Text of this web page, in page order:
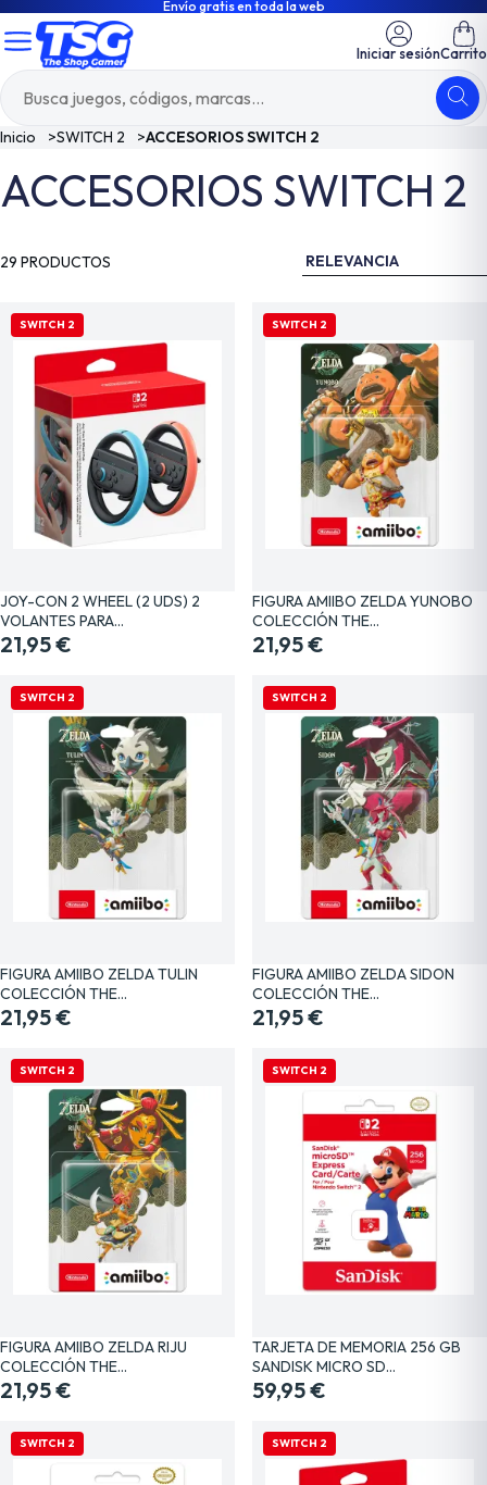
Envío gratis en toda la web
Iniciar sesiónCarrito
Inicio >SWITCH 2 >ACCESORIOS SWITCH 2
ACCESORIOS SWITCH 2
29 PRODUCTOS RELEVANCIA
SWITCH 2
JOY-CON 2 WHEEL (2 UDS) 2
VOLANTES PARA…
21,95 €
SWITCH 2
FIGURA AMIIBO ZELDA YUNOBO
COLECCIÓN THE…
21,95 €
SWITCH 2
FIGURA AMIIBO ZELDA TULIN
COLECCIÓN THE…
21,95 €
SWITCH 2
FIGURA AMIIBO ZELDA SIDON
COLECCIÓN THE…
21,95 €
SWITCH 2
FIGURA AMIIBO ZELDA RIJU
COLECCIÓN THE…
21,95 €
SWITCH 2
TARJETA DE MEMORIA 256 GB
SANDISK MICRO SD…
59,95 €
SWITCH 2 SWITCH 2